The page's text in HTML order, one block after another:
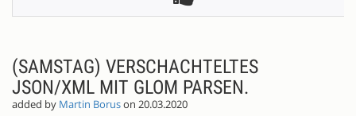
(SAMSTAG) VERSCHACHTELTES
JSON/XML MIT GLOM PARSEN.
added by Martin Boruson 20.03.2020